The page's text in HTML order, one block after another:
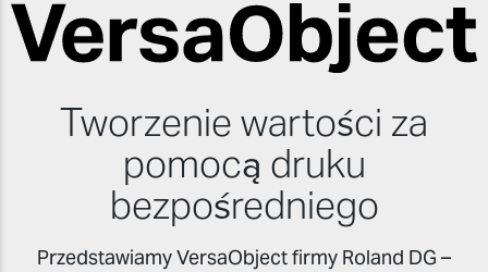
Tworzenie wartości za
pomocą druku
bezpośredniego
Przedstawiamy VersaObject firmy Roland DG –